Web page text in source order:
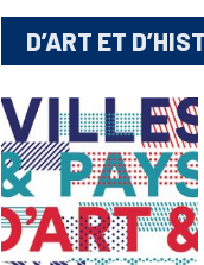
D’ART ET